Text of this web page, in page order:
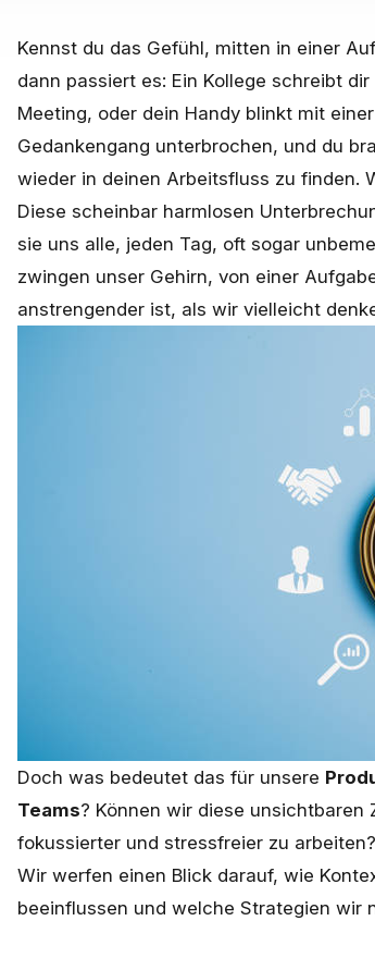
Kennst du das Gefühl, mitten in einer
dann passiert es: Ein Kollege schreibt
Meeting, oder dein Handy blinkt mit
Gedankengang unterbrochen, und du
wieder in deinen Arbeitsfluss zu finden.
Diese scheinbar harmlosen
sie uns alle, jeden Tag, oft sogar
zwingen unser Gehirn, von einer
anstrengender ist, als wir vielleicht
Doch was bedeutet das für unsere
Teams? Können wir diese unsichtbaren
fokussierter und stressfreier zu
Wir werfen einen Blick darauf, wie
beeinflussen und welche Strategien wir